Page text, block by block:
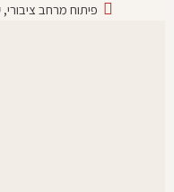
פיתוח מרחב ציבורי,